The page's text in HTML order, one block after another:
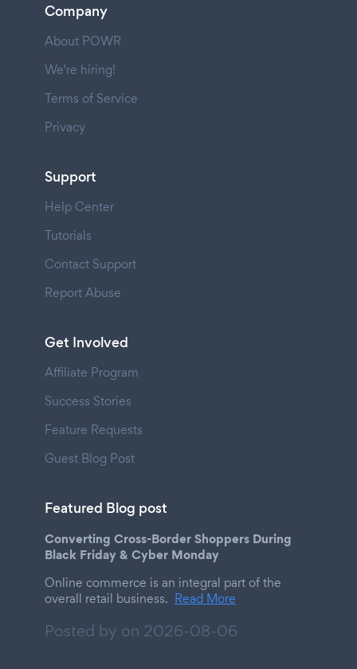
Company
About POWR
We're hiring!
Terms of Service
Privacy
Support
Help Center
Tutorials
Contact Support
Report Abuse
Get Involved
Affiliate Program
Success Stories
Feature Requests
Guest Blog Post
Featured Blog post
Converting Cross-Border Shoppers During
Black Friday & Cyber Monday
Online commerce is an integral part of the
overall retail business. Read More
Posted by on 2026-08-06